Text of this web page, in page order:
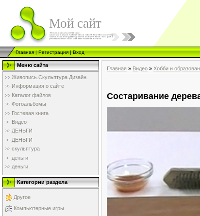
Мой сайт
Главная|Регистрация|Вход
Меню сайта
Живопись.Скульптура.Дизайн.
Информация о сайте
Каталог файлов
Фотоальбомы
Гостевая книга
Видео
ДЕНЬГИ
ДЕНЬГИ
скульптура
деньги
деньги
Категории раздела
Другое
Компьютерные игры
Главная » Видео » Хобби и
Состаривание